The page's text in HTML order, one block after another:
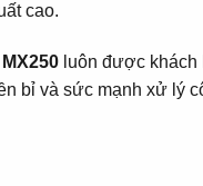
cao.
luôn được khách
bỉ và sức mạnh xử lý